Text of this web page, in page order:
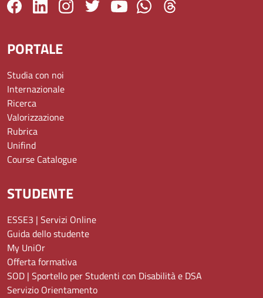
PORTALE
Studia con noi
Internazionale
Ricerca
Valorizzazione
Rubrica
Unifind
Course Catalogue
STUDENTE
ESSE3 | Servizi Online
Guida dello studente
My UniOr
Offerta formativa
SOD | Sportello per Studenti con Disabilità e DSA
Servizio Orientamento